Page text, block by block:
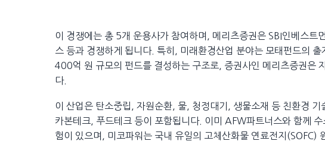
이 경쟁에는 총 5개 운용사가 참여하며, 메리츠증권은 SBI인베스트
스 등과 경쟁하게 됩니다. 특히, 미래환경산업 분야는 모태펀드의
400억 원 규모의 펀드를 결성하는 구조로, 증권사인 메리츠증권은
다.
이 산업은 탄소중립, 자원순환, 물, 청정대기, 생물소재 등 친환경
카본테크, 푸드테크 등이 포함됩니다. 이미 AFW파트너스와 함께
험이 있으며, 미코파워는 국내 유일의 고체산화물 연료전지(SOFC)